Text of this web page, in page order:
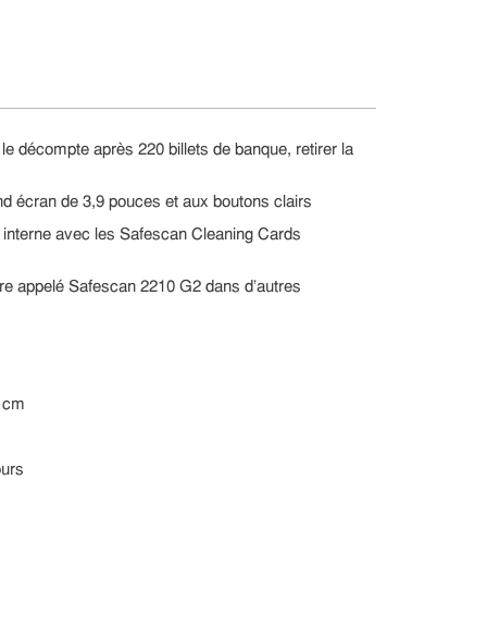
décompte après 220 billets de banque, retirer la
écran de 3,9 pouces et aux boutons clairs
avec les Safescan Cleaning Cards
appelé Safescan 2210 G2 dans d’autres